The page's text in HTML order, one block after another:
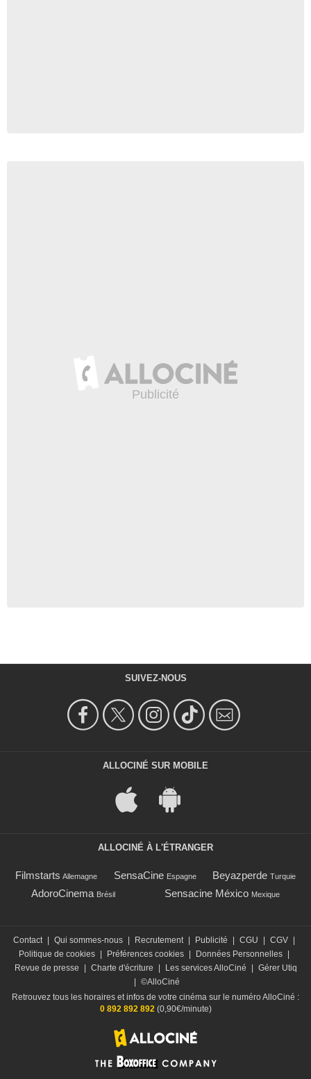
SUIVEZ-NOUS
ALLOCINÉ SUR MOBILE
ALLOCINÉ À L'ÉTRANGER
Filmstarts Allemagne SensaCine Espagne Beyazperde Turquie
AdoroCinema Brésil Sensacine México Mexique
Contact Qui sommes-nous Recrutement Publicité CGU CGV
Politique de cookies
Préférences cookies Données Personnelles
Revue de presse
Charte d'écriture Les services AlloCiné
Gérer Utiq
©AlloCiné
Retrouvez tous les horaires et infos de votre cinéma sur le numéro AlloCiné :
0 892 892 892(0,90€/minute)